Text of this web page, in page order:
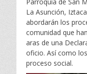
La Asunción,
abordarán los
comunidad que
aras de una
oficio. Así como
proceso social.